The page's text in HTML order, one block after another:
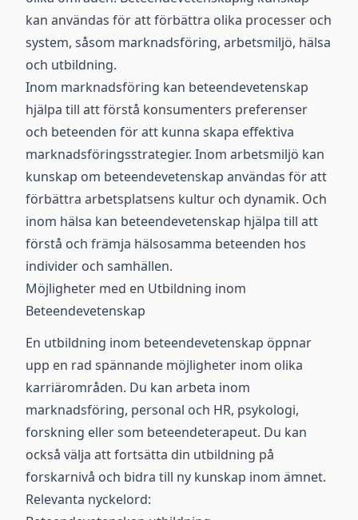
kan användas för att förbättra olika processer och
system, såsom marknadsföring, arbetsmiljö, hälsa
och utbildning.
Inom marknadsföring kan beteendevetenskap
hjälpa till att förstå konsumenters preferenser
och beteenden för att kunna skapa effektiva
marknadsföringsstrategier. Inom arbetsmiljö kan
kunskap om beteendevetenskap användas för att
förbättra arbetsplatsens kultur och dynamik. Och
inom hälsa kan beteendevetenskap hjälpa till att
förstå och främja hälsosamma beteenden hos
individer och samhällen.
Möjligheter med en Utbildning inom
Beteendevetenskap
En utbildning inom beteendevetenskap öppnar
upp en rad spännande möjligheter inom olika
karriärområden. Du kan arbeta inom
marknadsföring, personal och HR, psykologi,
forskning eller som beteendeterapeut. Du kan
också välja att fortsätta din utbildning på
forskarnivå och bidra till ny kunskap inom ämnet.
Relevanta nyckelord: